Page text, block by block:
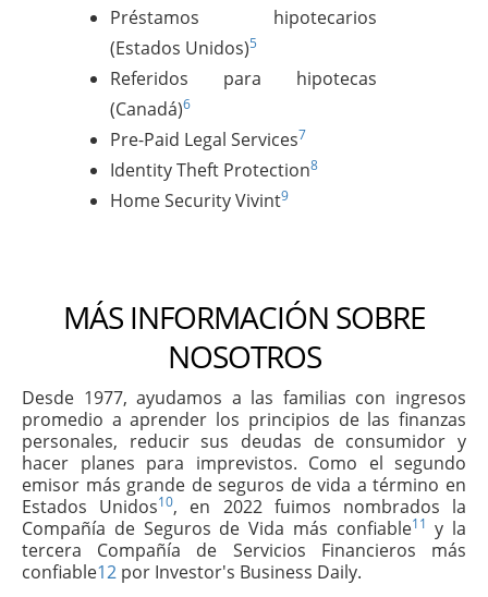
Préstamos hipotecarios
(Estados Unidos)5
Referidos para hipotecas
(Canadá)6
Pre-Paid Legal Services7
Identity Theft Protection8
Home Security Vivint9
MÁS INFORMACIÓN SOBRE
NOSOTROS
Desde 1977, ayudamos a las familias con ingresos
promedio a aprender los principios de las finanzas
personales, reducir sus deudas de consumidor y
hacer planes para imprevistos. Como el segundo
emisor más grande de seguros de vida a término en
Estados Unidos10, en 2022 fuimos nombrados la
Compañía de Seguros de Vida más confiable11 y la
tercera Compañía de Servicios Financieros más
confiable12 por Investor's Business Daily.